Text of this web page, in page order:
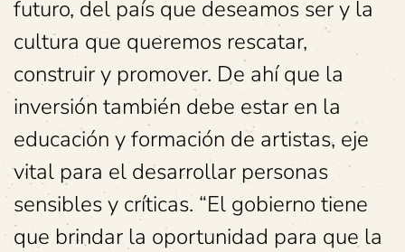
futuro, del país que deseamos ser y la
cultura que queremos rescatar,
construir y promover. De ahí que la
inversión también debe estar en la
educación y formación de artistas, eje
vital para el desarrollar personas
sensibles y críticas. “El gobierno tiene
que brindar la oportunidad para que la